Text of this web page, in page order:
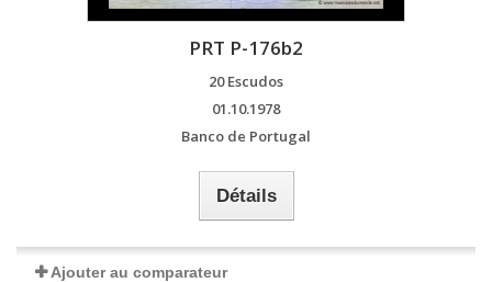
PRT P-176b2
20 Escudos
01.10.1978
Banco de Portugal
Détails
Ajouter au comparateur